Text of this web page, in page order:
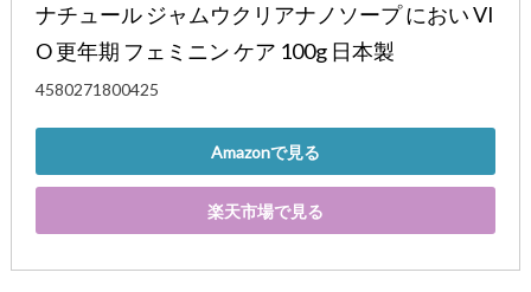
ナチュール ジャムウクリアナノソープ におい VI
O 更年期 フェミニン ケア 100g 日本製
4580271800425
Amazonで見る
楽天市場で見る